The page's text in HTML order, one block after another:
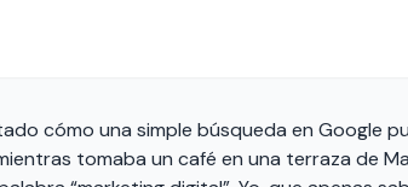
cómo una simple búsqueda en Google
tomaba un café en una terraza de